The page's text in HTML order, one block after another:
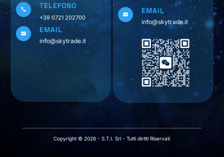
 TELEFONO
+39 0721 202700
 EMAIL
info@skytrade.it
 EMAIL
info@skytrade.it
Copyright © 2026 - S.T.I. Srl - Tutti diritti Riservati